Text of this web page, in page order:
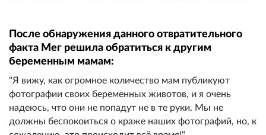
После обнаружения данного отвратительного
факта Мег решила обратиться к другим
беременным мамам:
"Я вижу, как огромное количество мам публикуют
фотографии своих беременных животов, и я очень
надеюсь, что они не попадут не в те руки. Мы не
должны беспокоиться о краже наших фотографий, но, к